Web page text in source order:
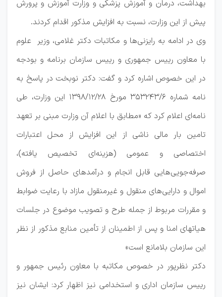
بهداشت، درمان و آموزش پزشکی و وزارت آموزش و پرورش
پیش از این وزارت، نسبت به افزایش مذکور اقدام کردند.
وی در ادامه به رایزنی‌ها و مکاتبات دکتر غلامی، وزیر علوم
با معاون رییس جمهوری و رییس سازمان برنامه و بودجه
در این خصوص اشاره کرد و گفت: دکتر نوبخت در پاسخ به
نامه شماره ۳۵۳۲۴۳/۶ مورخ ۲۸/‏۱۲/‏۱۳۹۸‬ این وزارت، طی
نامه‌ای اعلام کرد که «مطابق با اعلام آن وزارت مبنی بر تعهد
تامین بار مالی ناشی از این افزایش از محل اعتبارات
اختصاصی و عمومی (هزینه‌ای تخصیص یافته)،
صرفه‌جویی‌هایی قابل انجام و درآمدهای حاصل از فروش
اموال و دارایی‌های منقول و غیرمنقول مازاد با رعایت ضوابط
و مقررات مربوط از جمله طرح و تصویب موضوع در جلسات
هیاتهای امنا و پس از اطمینان از تأمین منابع مذکور از نظر
این سازمان بلامانع است»
دکتر نظرپور در خصوص مکاتبه با معاون رئیس جمهور و
رییس سازمان اداری و استخدامی نیز اظهار کرد: ایشان نیز